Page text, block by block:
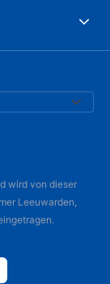
wird von dieser
Leeuwarden,